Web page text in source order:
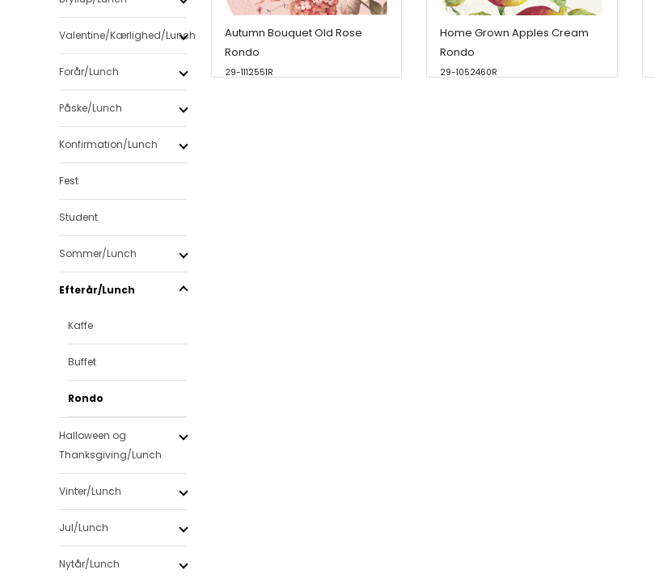
Valentine/Kærlighed/Lunch
Forår/Lunch
Påske/Lunch
Konfirmation/Lunch
Fest
Student
Sommer/Lunch
Efterår/Lunch
Kaffe
Buffet
Rondo
Halloween og
Thanksgiving/Lunch
Vinter/Lunch
Jul/Lunch
Nytår/Lunch
Autumn Bouquet Old Rose
Rondo
29-1112551R
Home Grown Apples Cream
Rondo
29-1052460R